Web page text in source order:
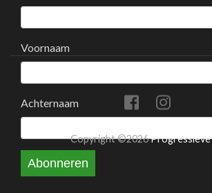
Voornaam
Achternaam
Abonneren
Copyright ©2026